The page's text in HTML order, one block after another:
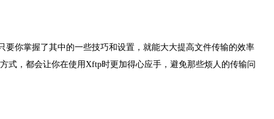
你掌握了其中的一些技巧和设置，就能大大提高文件传输的效率
式，都会让你在使用Xftp时更加得心应手，避免那些烦人的传输问